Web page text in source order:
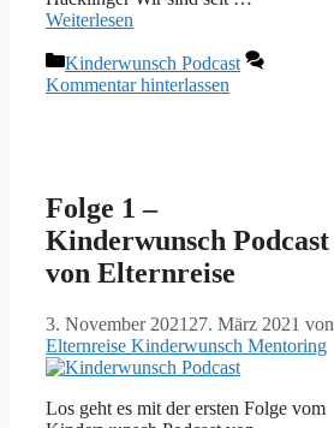
Weiterlesen
Kategorien
Kinderwunsch Podcast
Kommentar hinterlassen
Folge 1 –
Kinderwunsch Podcast
von Elternreise
3. November 2021 27. März 2021 von
Elternreise Kinderwunsch Mentoring
Los geht es mit der ersten Folge vom